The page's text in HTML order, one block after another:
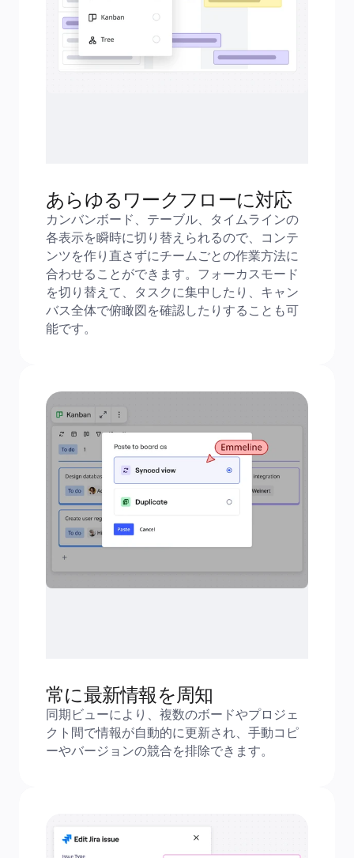
あらゆるワークフローに対応
カンバンボード、テーブル、タイムラインの
各表示を瞬時に切り替えられるので、コンテ
ンツを作り直さずにチームごとの作業方法に
合わせることができます。フォーカスモード
を切り替えて、タスクに集中したり、キャン
バス全体で俯瞰図を確認したりすることも可
能です。
常に最新情報を周知
同期ビューにより、複数のボードやプロジェ
クト間で情報が自動的に更新され、手動コピ
ーやバージョンの競合を排除できます。